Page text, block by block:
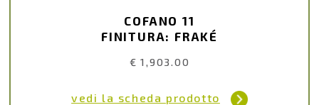
COFANO 11
FINITURA: FRAKÉ
€ 1,903.00
vedi la scheda prodotto